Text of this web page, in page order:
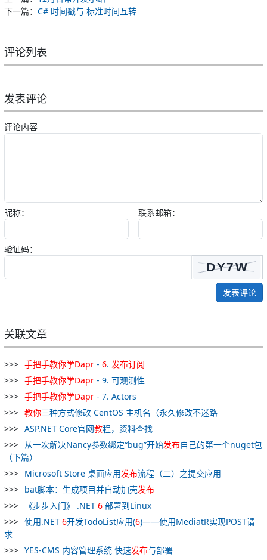
下一篇： C# 时间戳与 标准时间互转
评论列表
发表评论
评论内容
昵称： 联系邮箱：
验证码：
发表评论
关联文章
手把手教你学Dapr - 6. 发布订阅
手把手教你学Dapr - 9. 可观测性
手把手教你学Dapr - 7. Actors
教你三种方式修改 CentOS 主机名（永久修改不迷路
ASP.NET Core官网教程，资料查找
从一次解决Nancy参数绑定“bug”开始发布自己的第一个nuget包
（下篇）
Microsoft Store 桌面应用发布流程（二）之提交应用
bat脚本：生成项目并自动加壳发布
《步步入门》 .NET 6 部署到Linux
使用.NET 6开发TodoList应用(6)——使用MediatR实现POST请
求
YES-CMS 内容管理系统 快速发布与部署